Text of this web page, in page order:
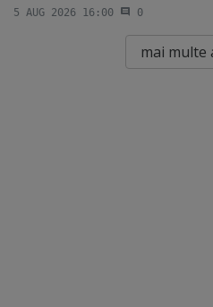
5 AUG 2026 16:00 0
mai multe